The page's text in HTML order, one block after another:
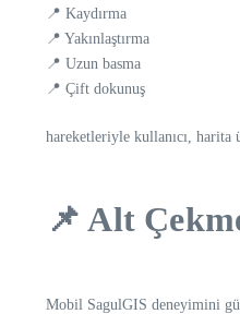
📍 Kaydırma
📍 Yakınlaştırma
📍 Uzun basma
📍 Çift dokunuş
hareketleriyle kullanıcı, harita
📌 Alt
Mobil SagulGIS deneyimini